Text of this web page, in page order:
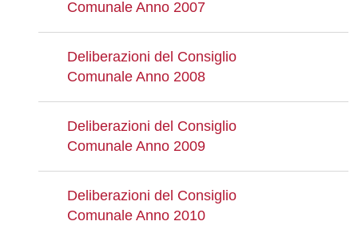
Comunale Anno 2007
Deliberazioni del Consiglio
Comunale Anno 2008
Deliberazioni del Consiglio
Comunale Anno 2009
Deliberazioni del Consiglio
Comunale Anno 2010